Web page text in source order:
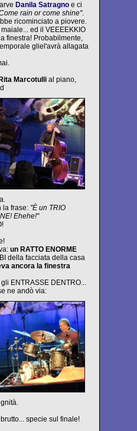
Danila Satragno e ci
rain or come shine".
ricominciato a piovere.
ed il VEEEEKKIO
finestra! Probabilmente,
gliel'avrà allagata
Rita Marcotulli al piano,
la frase: "È un TRIO
Ehehe!"
un RATTO ENORME
della facciata della casa
ancora la finestra
ENTRASSE DENTRO...
ne andò via:
specie sul finale!